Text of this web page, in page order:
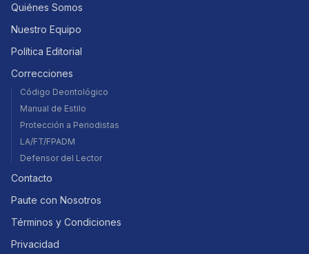
Quiénes Somos
Nuestro Equipo
Política Editorial
Correcciones
Código Deontológico
Manual de Estilo
Protección a Periodistas
LA/FT/FPADM
Defensor del Lector
Contacto
Paute con Nosotros
Términos y Condiciones
Privacidad